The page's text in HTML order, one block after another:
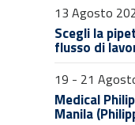
13 Agosto
Scegli la
flusso di
19 - 21
Medical
Manila